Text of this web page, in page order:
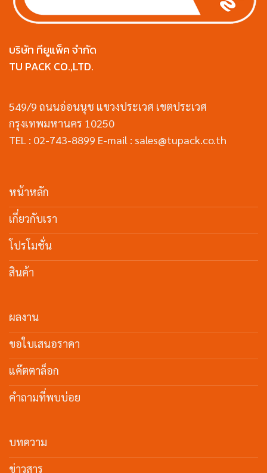
บริษัท ทียูแพ็ค จำกัด
TU PACK CO.,LTD.
549/9 ถนนอ่อนนุช แขวงประเวศ เขตประเวศ
กรุงเทพมหานคร 10250
TEL : 02-743-8899 E-mail : sales@tupack.co.th
หน้าหลัก
เกี่ยวกับเรา
โปรโมชั่น
สินค้า
ผลงาน
ขอใบเสนอราคา
แค๊ตตาล็อก
คำถามที่พบบ่อย
บทความ
ข่าวสาร